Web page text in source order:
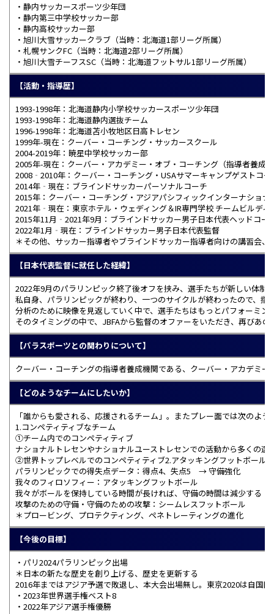
・静内サッカースポーツ少年団
・静内第三中学校サッカー部
・静内高校サッカー部
・旭川大雪サッカークラブ（当時：北海道1部リーグ所属）
・札幌サンクFC（当時：北海道2部リーグ所属）
・旭川大雪チーフスSC（当時：北海道フットサル1部リーグ所属）
【活動・指導歴】
1993-1998年：北海道静内小学校サッカースポーツ少年団
1993-1998年：北海道静内選抜チーム
1996-1998年：北海道苫小牧地区日高トレセン
1999年-現在：クーバー・コーチング・サッカースクール
2004-2019年：暁星中学校サッカー部
2005年-現在：クーバー・アカデミー・オブ・コーチング（指導者養成）
2008‐2010年：クーバー・コーチング・USAサマーキャンプゲストコー
2014年‐現在：ブラインドサッカーパーソナルコーチ
2015年：クーバー・コーチング・アジアパシフィックインターナショ
2021年‐現在：東京ホテル・ウェディング＆IR専門学校 チームビルディ
2015年11月‐2021年9月：ブラインドサッカー男子日本代表ヘッドコー
2022年1月‐現在：ブラインドサッカー男子日本代表監督
＊その他、サッカー指導者やブラインドサッカー指導者向けの講習会
【日本代表監督に就任した経緯】
2022年9月のパラリンピック終了後オフを挟み、選手たちが新しい体
私自身、パラリンピックが終わり、一つのサイクルが終わったので、
分析のために映像を見返していく中で、選手たちはもっとパフォーミ
そのタイミングの中で、JBFAから監督のオファーをいただき、再びあ
【パラスポーツとの関わりについて】
クーバー・コーチングの指導者養成機関である、クーバー・アカデミ
【どのようなチームにしたいか】
「誰からも愛される、応援されるチーム」。またプレー面では次のよ
1.コンペティティブなチーム
①チーム内でのコンペティティブ
ナショナルトレセンやナショナルユーストレセンでの活動から多くの選
②世界トップレベルでのコンペティティブ2.アタッキングフットボール
パラリンピックでの得失点データ：得点4、失点5 → 守備強化
我々のフィロソフィー：アタッキングフットボール
我々がボールを保持している時間が長ければ、守備の時間は減少する
攻撃のための守備・守備のための攻撃：シームレスフットボール
＊プロービング、プロテクティング、ペネトレーティングの進化
【今後の目標】
・パリ2024パラリンピック出場
＊日本の新たな歴史を創り上げる、歴史を更新する
2016年まではアジア予選で敗退し、本大会出場無し。東京2020は自国
・2023年世界選手権ベスト8
・2022年アジア選手権優勝